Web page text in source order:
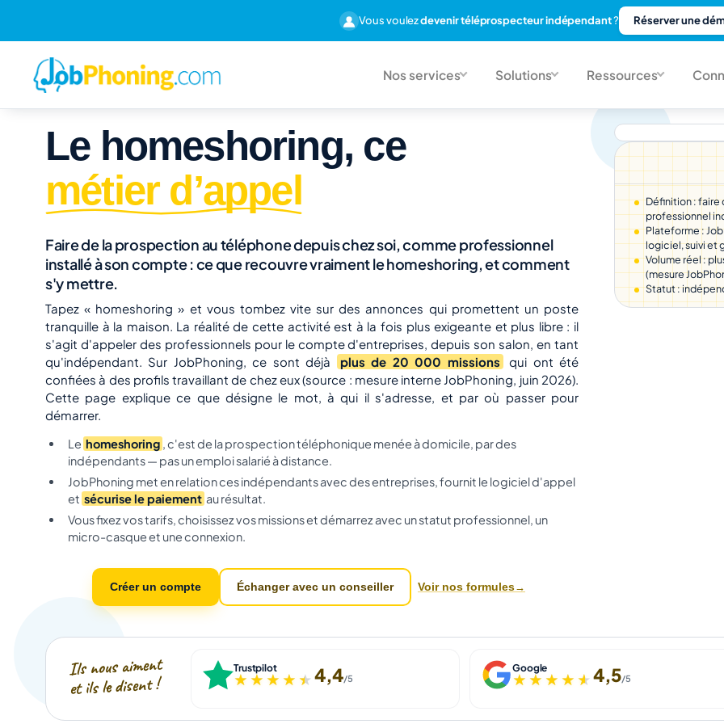
Vous voulezdevenir téléprospecteur indépendant? Réserver une
Nos services Solutions Ressources
Le homeshoring, ce
métier d’appel
Faire de la prospection au téléphone depuis chez soi, comme professionnel
installé à son compte : ce que recouvre vraiment le homeshoring, et comment
s'y mettre.
Tapez « homeshoring » et vous tombez vite sur des annonces qui promettent un poste
tranquille à la maison. La réalité de cette activité est à la fois plus exigeante et plus libre : il
s'agit d'appeler des professionnels pour le compte d'entreprises, depuis son salon, en tant
qu'indépendant. Sur JobPhoning, ce sont déjà
plus de 20 000 missions qui ont été
confiées à des profils travaillant de chez eux (source : mesure interne JobPhoning, juin 2026).
Cette page explique ce que désigne le mot, à qui il s'adresse, et par où passer pour
démarrer.
Le homeshoring , c'est de la prospection téléphonique menée à domicile, par des
indépendants — pas un emploi salarié à distance.
JobPhoning met en relation ces indépendants avec des entreprises, fournit le logiciel d'appel
et sécurise le paiement au résultat.
Vous fixez vos tarifs, choisissez vos missions et démarrez avec un statut professionnel, un
micro-casque et une connexion.
Créer un compte Échanger avec un conseiller Voir nos formules
Définition : faire
professionnel
Plateforme :
logiciel, suivi et
Volume réel :
(mesure
Statut :
Ils nous aiment
et ils le disent !
Trustpilot
★★★★★
★★★★★ 4,4/5
Google
★★★★★
★★★★★ 4,5/5